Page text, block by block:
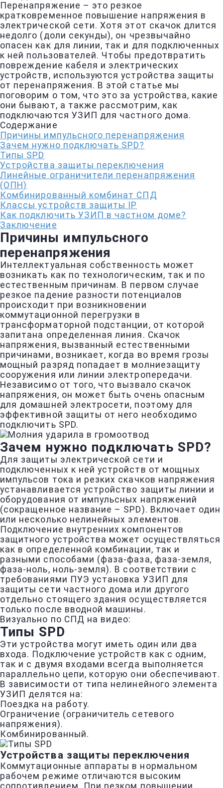
Перенапряжение – это резкое
кратковременное повышение напряжения в
электрической сети. Хотя этот скачок длится
недолго (доли секунды), он чрезвычайно
опасен как для линии, так и для подключенных
к ней пользователей. Чтобы предотвратить
повреждение кабеля и электрических
устройств, используются устройства защиты
от перенапряжения. В этой статье мы
поговорим о том, что это за устройства, какие
они бывают, а также рассмотрим, как
подключаются УЗИП для частного дома.
Содержание
Причины импульсного перенапряжения
Зачем нужно подключать SPD?
Типы SPD
Устройства защиты переключения
Линейные ограничители перенапряжения
(ОПН)
Комбинированный комбинат СПД
Классы устройств защиты IP
Как подключить УЗИП в частном доме?
Заключение
Причины импульсного
перенапряжения
Интеллектуальная собственность может
возникать как по технологическим, так и по
естественным причинам. В первом случае
резкое падение разности потенциалов
происходит при возникновении
коммутационной перегрузки в
трансформаторной подстанции, от которой
запитана определенная линия. Скачок
напряжения, вызванный естественными
причинами, возникает, когда во время грозы
мощный разряд попадает в молниезащиту
сооружения или линии электропередачи.
Независимо от того, что вызвало скачок
напряжения, он может быть очень опасным
для домашней электросети, поэтому для
эффективной защиты от него необходимо
подключить SPD.
Зачем нужно подключать SPD?
Для защиты электрической сети и
подключенных к ней устройств от мощных
импульсов тока и резких скачков напряжения
устанавливается устройство защиты линии и
оборудования от импульсных напряжений
(сокращенное название – SPD). Включает один
или несколько нелинейных элементов.
Подключение внутренних компонентов
защитного устройства может осуществляться
как в определенной комбинации, так и
разными способами (фаза-фаза, фаза-земля,
фаза-ноль, ноль-земля). В соответствии с
требованиями ПУЭ установка УЗИП для
защиты сети частного дома или другого
отдельно стоящего здания осуществляется
только после вводной машины.
Визуально по СПД на видео:
Типы SPD
Эти устройства могут иметь один или два
входа. Подключение устройств как с одним,
так и с двумя входами всегда выполняется
параллельно цепи, которую они обеспечивают.
В зависимости от типа нелинейного элемента
УЗИП делятся на:
Поездка на работу.
Ограничение (ограничитель сетевого
напряжения).
Комбинированный.
Устройства защиты переключения
Коммутационные аппараты в нормальном
рабочем режиме отличаются высоким
сопротивлением. При резком повышении